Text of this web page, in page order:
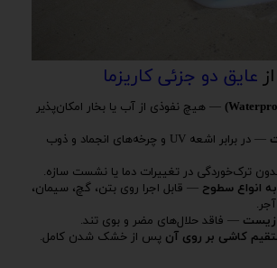
عایق دو جزئی کاریزما
— هیچ نفوذی از آب یا بخار امکان‌پذیر
— در برابر اشعه UV و چرخه‌های انجماد و ذوب
ترک‌خوردگی در تغییرات دما یا نشست سازه.
انواع سطوح — قابل اجرا روی بتن، گچ، سیمان،
زیست — فاقد حلال‌های مضر و بوی تند.
کاشی بر روی آن پس از خشک شدن کامل.